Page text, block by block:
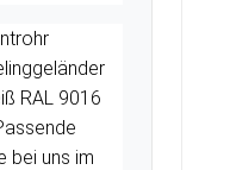
RAL 9016
bei uns im